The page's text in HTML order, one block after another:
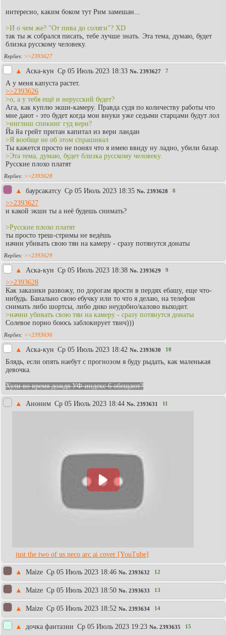
интересно, каким боком тут Рим замешан...
>И о чем же? "От пива до соляги"? XD
так ты ж собрался писать, тебе лучше знать. Эта тема, думаю, будет
близка русскому человеку.
>>2393627
▲ Аска-кун Ср 05 Июль 2023 18:33 No. 2393627 7
А у меня капуста растет.
>>2393626
>о, а у тебя ещё и нерусский будет?
Ага, как куплю экшн-камеру. Правда судя по количеству работы что
мне дают - это будет когда мои внуки уже седыми старцами будут лол
>инглиш спикинг гуд вери?
Йа йа грейт притан капитал из вери ландан
>Я вообще не об этом спрашивал
Ты кажется просто не понял что я имею ввиду ну ладно, убили базар.
>Эта тема, думаю, будет близка русскому человеку.
Русские плохо платят
>>2393628
▲ баурсакатсу Ср 05 Июль 2023 18:35 No. 2393628 8
>>2393627
и какой экшн ты а неё будешь снимать?
>Русские плохо платят
ты просто треш-стримы не ведёшь
начни убивать свою тян на камеру - сразу потянутся донаты
>>2393629
▲ Аска-кун Ср 05 Июль 2023 18:38 No. 2393629 9
>>2393628
Как заказики развожу, по дорогам ярости в пердях ебашу, еще что-
нибудь. Банально свою ебучку или то что я делаю, на телефон
снимать либо шортсы, либо дико неудобно/калово выходит.
>начни убивать свою тян на камеру - сразу потянутся донаты
Солевое порно боюсь заблокирует твич)))
>>2393636
▲ Аска-кун Ср 05 Июль 2023 18:42 No. 2393630 10
Блядь, если опять наебут с прогнозом я буду рыдать, как маленькая
девочка.
Хули во время дождя УФ-индекс 6 обещают?
▲ Аноним Ср 05 Июль 2023 18:44 No. 2393631 11
just the two of us neco arc ai cover [YouTube]
▲ Maize Ср 05 Июль 2023 18:46 No. 2393632 12
▲ Maize Ср 05 Июль 2023 18:50 No. 2393633 13
▲ Maize Ср 05 Июль 2023 18:52 No. 2393634 14
▲ дочка фантазии Ср 05 Июль 2023 19:23 No. 2393635 15